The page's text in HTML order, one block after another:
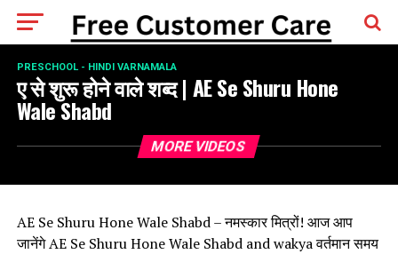
PRESCHOOL - HINDI VARNAMALA
ए से शुरू होने वाले शब्द | AE Se Shuru Hone
Wale Shabd
MORE VIDEOS
AE Se Shuru Hone Wale Shabd – नमस्कार मित्रों! आज आप
जानेंगे AE Se Shuru Hone Wale Shabd and wakya वर्तमान समय